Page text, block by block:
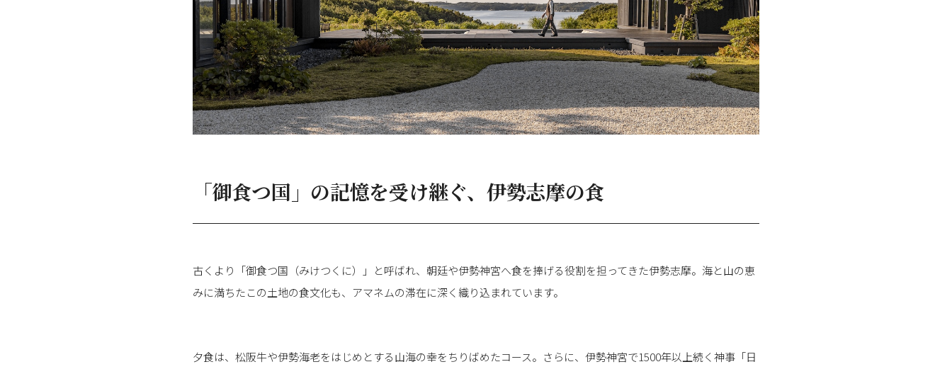
「御食つ国」の記憶を受け継ぐ、伊勢志摩の食
古くより「御食つ国（みけつくに）」と呼ばれ、朝廷や伊勢神宮へ食を捧げる役割を担ってきた伊勢志摩。海と山の恵
みに満ちたこの土地の食文化も、アマネムの滞在に深く織り込まれています。
夕食は、松阪牛や伊勢海老をはじめとする山海の幸をちりばめたコース。さらに、伊勢神宮で1500年以上続く神事「日